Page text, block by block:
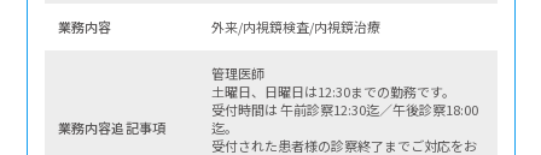
業務内容 外来/内視鏡検査/内視鏡治療
業務内容追記事項
管理医師
土曜日、日曜日は12:30までの勤務です。
受付時間は 午前診察12:30迄／午後診察18:00
迄。
受付された患者様の診察終了までご対応をお